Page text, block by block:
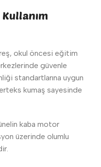
okul öncesi eğitim
güvenle
standartlarına uygun
kumaş sayesinde
kaba motor
üzerinde olumlu